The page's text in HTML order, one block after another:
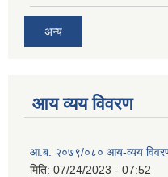
अन्य
आय व्यय विवरण
आ.ब. २०७९/०८० आय-व्यय
मिति: 07/24/2023 - 07:52